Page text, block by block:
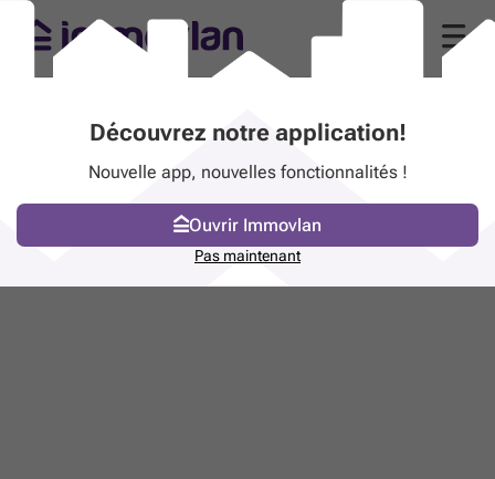
Découvrez notre application!
Nouvelle app, nouvelles fonctionnalités !
Ouvrir Immovlan
Pas maintenant